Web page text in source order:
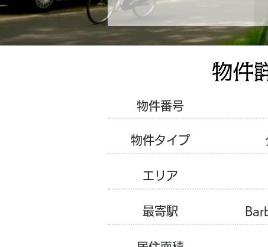
物件番号
物件タイプ
エリア
​最寄駅